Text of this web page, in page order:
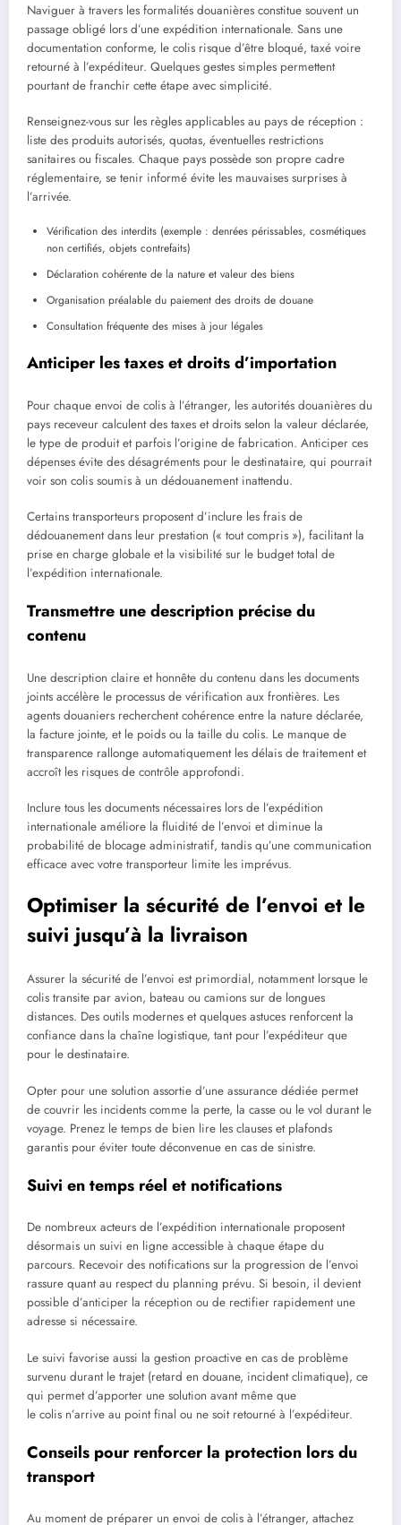
Naviguer à travers les formalités douanières constitue souvent un
passage obligé lors d’une expédition internationale. Sans une
documentation conforme, le colis risque d’être bloqué, taxé voire
retourné à l’expéditeur. Quelques gestes simples permettent
pourtant de franchir cette étape avec simplicité.
Renseignez-vous sur les règles applicables au pays de réception :
liste des produits autorisés, quotas, éventuelles restrictions
sanitaires ou fiscales. Chaque pays possède son propre cadre
réglementaire, se tenir informé évite les mauvaises surprises à
l’arrivée.
Vérification des interdits (exemple : denrées périssables, cosmétiques
non certifiés, objets contrefaits)
Déclaration cohérente de la nature et valeur des biens
Organisation préalable du paiement des droits de douane
Consultation fréquente des mises à jour légales
Anticiper les taxes et droits d’importation
Pour chaque envoi de colis à l’étranger, les autorités douanières du
pays receveur calculent des taxes et droits selon la valeur déclarée,
le type de produit et parfois l’origine de fabrication. Anticiper ces
dépenses évite des désagréments pour le destinataire, qui pourrait
voir son colis soumis à un dédouanement inattendu.
Certains transporteurs proposent d’inclure les frais de
dédouanement dans leur prestation (« tout compris »), facilitant la
prise en charge globale et la visibilité sur le budget total de
l’expédition internationale.
Transmettre une description précise du
contenu
Une description claire et honnête du contenu dans les documents
joints accélère le processus de vérification aux frontières. Les
agents douaniers recherchent cohérence entre la nature déclarée,
la facture jointe, et le poids ou la taille du colis. Le manque de
transparence rallonge automatiquement les délais de traitement et
accroît les risques de contrôle approfondi.
Inclure tous les documents nécessaires lors de l’expédition
internationale améliore la fluidité de l’envoi et diminue la
probabilité de blocage administratif, tandis qu’une communication
efficace avec votre transporteur limite les imprévus.
Optimiser la sécurité de l’envoi et le
suivi jusqu’à la livraison
Assurer la sécurité de l’envoi est primordial, notamment lorsque le
colis transite par avion, bateau ou camions sur de longues
distances. Des outils modernes et quelques astuces renforcent la
confiance dans la chaîne logistique, tant pour l’expéditeur que
pour le destinataire.
Opter pour une solution assortie d’une assurance dédiée permet
de couvrir les incidents comme la perte, la casse ou le vol durant le
voyage. Prenez le temps de bien lire les clauses et plafonds
garantis pour éviter toute déconvenue en cas de sinistre.
Suivi en temps réel et notifications
De nombreux acteurs de l’expédition internationale proposent
désormais un suivi en ligne accessible à chaque étape du
parcours. Recevoir des notifications sur la progression de l’envoi
rassure quant au respect du planning prévu. Si besoin, il devient
possible d’anticiper la réception ou de rectifier rapidement une
adresse si nécessaire.
Le suivi favorise aussi la gestion proactive en cas de problème
survenu durant le trajet (retard en douane, incident climatique), ce
qui permet d’apporter une solution avant même que
le colis n’arrive au point final ou ne soit retourné à l’expéditeur.
Conseils pour renforcer la protection lors du
transport
Au moment de préparer un envoi de colis à l’étranger, attachez